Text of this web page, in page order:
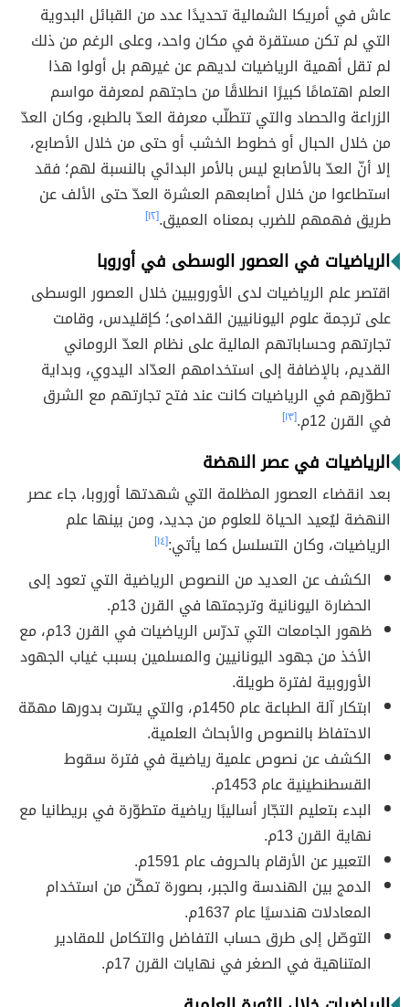
عاش في أمريكا الشمالية تحديدًا عدد من القبائل البدوية
التي لم تكن مستقرة في مكان واحد، وعلى الرغم من ذلك
لم تقل أهمية الرياضيات لديهم عن غيرهم بل أولوا هذا
العلم اهتمامًا كبيرًا انطلاقًا من حاجتهم لمعرفة مواسم
الزراعة والحصاد والتي تتطلّب معرفة العدّ بالطبع، وكان العدّ
من خلال الحبال أو خطوط الخشب أو حتى من خلال الأصابع،
إلا أنّ العدّ بالأصابع ليس بالأمر البدائي بالنسبة لهم؛ فقد
استطاعوا من خلال أصابعهم العشرة العدّ حتى الألف عن
طريق فهمهم للضرب بمعناه العميق.[١٢]
الرياضيات في العصور الوسطى في أوروبا
اقتصر علم الرياضيات لدى الأوروبيين خلال العصور الوسطى
على ترجمة علوم اليونانيين القدامى؛ كإقليدس، وقامت
تجارتهم وحساباتهم المالية على نظام العدّ الروماني
القديم، بالإضافة إلى استخدامهم العدّاد اليدوي، وبداية
تطوّرهم في الرياضيات كانت عند فتح تجارتهم مع الشرق
في القرن 12م.
[١٣]
الرياضيات في عصر النهضة
بعد انقضاء العصور المظلمة التي شهدتها أوروبا، جاء عصر
النهضة ليُعيد الحياة للعلوم من جديد، ومن بينها علم
الرياضيات، وكان التسلسل كما يأتي:[١٤]
الكشف عن العديد من النصوص الرياضية التي تعود إلى
الحضارة اليونانية وترجمتها في القرن 13م.
ظهور الجامعات التي تدرّس الرياضيات في القرن 13م، مع
الأخذ من جهود اليونانيين والمسلمين بسبب غياب الجهود
الأوروبية لفترة طويلة.
ابتكار آلة الطباعة عام 1450م، والتي يسّرت بدورها مهمّة
الاحتفاظ بالنصوص والأبحاث العلمية.
الكشف عن نصوص علمية رياضية في فترة سقوط
القسطنطينية عام 1453م.
البدء بتعليم التجّار أساليبًا رياضية متطوّرة في بريطانيا مع
نهاية القرن 13م.
التعبير عن الأرقام بالحروف عام 1591م.
الدمج بين الهندسة والجبر، بصورة تمكّن من استخدام
المعادلات هندسيًا عام 1637م.
التوصّل إلى طرق حساب التفاضل والتكامل للمقادير
المتناهية في الصغر في نهايات القرن 17م.